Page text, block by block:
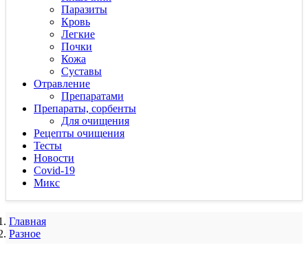
Паразиты
Кровь
Легкие
Почки
Кожа
Суставы
Отравление
Препаратами
Препараты, сорбенты
Для очищения
Рецепты очищения
Тесты
Новости
Covid-19
Микс
Главная
Разное